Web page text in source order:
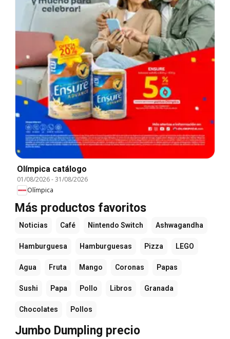
Olímpica catálogo
01/08/2026-31/08/2026
Olímpica
Más productos favoritos
Noticias Café Nintendo Switch Ashwagandha
Hamburguesa Hamburguesas Pizza LEGO
Agua Fruta Mango Coronas Papas
Sushi Papa Pollo Libros Granada
Chocolates Pollos
Jumbo Dumpling precio